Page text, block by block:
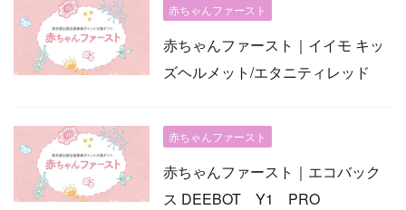
赤ちゃんファースト
赤ちゃんファースト｜イイモ キッ
ズヘルメット/エタニティレッド
赤ちゃんファースト
赤ちゃんファースト｜エコバック
ス DEEBOT Y1 PRO